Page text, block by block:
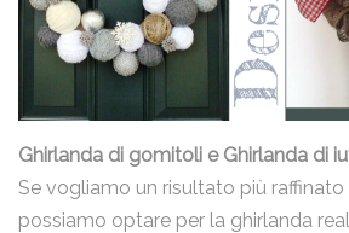
Ghirlanda di gomitoli e Ghirlanda di
Se vogliamo un risultato più
possiamo optare per la ghirlanda